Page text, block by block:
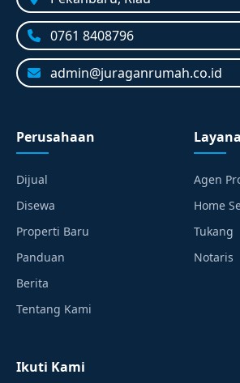
0761 8408796
admin@juraganrumah.co.id
Perusahaan
Dijual
Disewa
Properti Baru
Panduan
Berita
Tentang Kami
Agen
Home
Tukang
Notaris
Ikuti Kami